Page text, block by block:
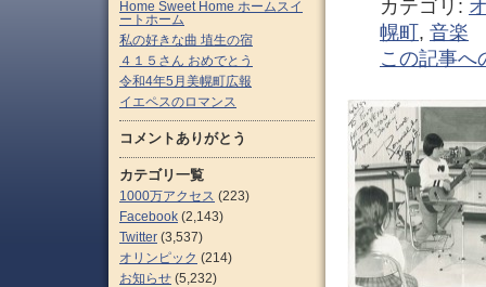
カテゴリ:
幌町 , 音楽
この記事へ
Home Sweet Home ホームスイ
ートホーム
私の好きな曲 埴生の宿
４１５さん おめでとう
令和4年5月美幌町広報
イエペスのロマンス
コメントありがとう
カテゴリ一覧
1000万アクセス (223)
Facebook (2,143)
Twitter (3,537)
オリンピック (214)
お知らせ (5,232)